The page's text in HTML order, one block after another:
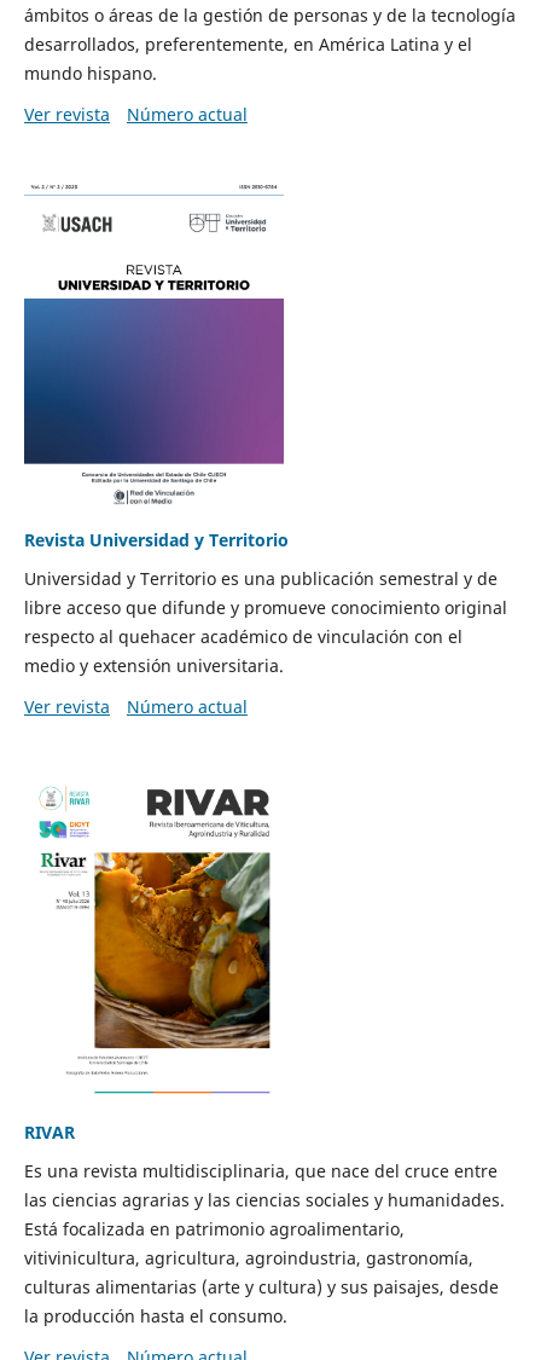
ámbitos o áreas de la gestión de personas y de la tecnología
desarrollados, preferentemente, en América Latina y el
mundo hispano.
Ver revista
Número actual
Revista Universidad y Territorio
Universidad y Territorio es una publicación semestral y de
libre acceso que difunde y promueve conocimiento original
respecto al quehacer académico de vinculación con el
medio y extensión universitaria.
Ver revista
Número actual
RIVAR
Es una revista multidisciplinaria, que nace del cruce entre
las ciencias agrarias y las ciencias sociales y humanidades.
Está focalizada en patrimonio agroalimentario,
vitivinicultura, agricultura, agroindustria, gastronomía,
culturas alimentarias (arte y cultura) y sus paisajes, desde
la producción hasta el consumo.